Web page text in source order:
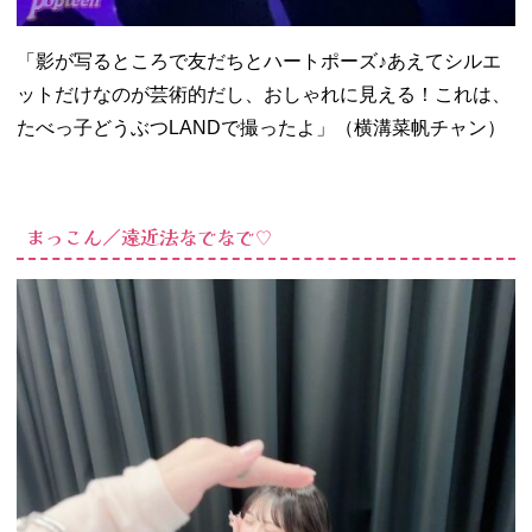
「影が写るところで友だちとハートポーズ♪あえてシルエ
ットだけなのが芸術的だし、おしゃれに見える！これは、
たべっ子どうぶつLANDで撮ったよ」（横溝菜帆チャン）
まっこん／遠近法なでなで♡